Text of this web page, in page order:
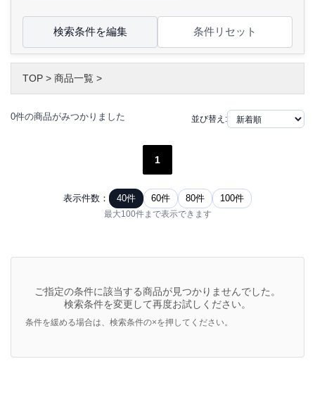
検索条件を編集 条件リセット
TOP > 商品一覧 >
0件の商品がみつかりました 並び替え:
1
表示件数： 40件 60件 80件 100件
最大100件まで表示できます
ご指定の条件に該当する商品が見つかりませんでした。
検索条件を変更して再度お試しください。
条件を緩める場合は、検索条件の×を押してください。